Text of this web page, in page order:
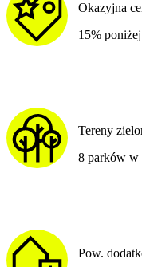
Okazyjna
15%
Tereny
8 parków w
Pow.